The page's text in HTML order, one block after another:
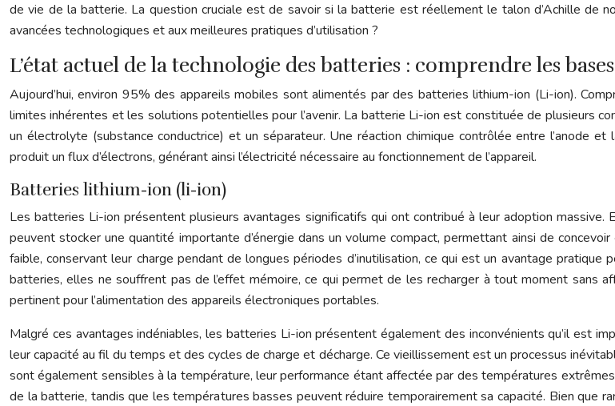
de vie de la batterie. La question cruciale est de savoir si la batterie est réellement le talon d’Achille de
avancées technologiques et aux meilleures pratiques d’utilisation ?
L’état actuel de la technologie des batteries : comprendre les
Aujourd’hui, environ 95% des appareils mobiles sont alimentés par des batteries lithium-ion (Li-ion).
limites inhérentes et les solutions potentielles pour l’avenir. La batterie Li-ion est constituée de plusieurs
un électrolyte (substance conductrice) et un séparateur. Une réaction chimique contrôlée entre l’anode
produit un flux d’électrons, générant ainsi l’électricité nécessaire au fonctionnement de l’appareil.
Batteries lithium-ion (li-ion)
Les batteries Li-ion présentent plusieurs avantages significatifs qui ont contribué à leur adoption
peuvent stocker une quantité importante d’énergie dans un volume compact, permettant ainsi de
faible, conservant leur charge pendant de longues périodes d’inutilisation, ce qui est un avantage
batteries, elles ne souffrent pas de l’effet mémoire, ce qui permet de les recharger à tout moment sans
pertinent pour l’alimentation des appareils électroniques portables.
Malgré ces avantages indéniables, les batteries Li-ion présentent également des inconvénients qu’il est
leur capacité au fil du temps et des cycles de charge et décharge. Ce vieillissement est un processus
sont également sensibles à la température, leur performance étant affectée par des températures
de la batterie, tandis que les températures basses peuvent réduire temporairement sa capacité. Bien que